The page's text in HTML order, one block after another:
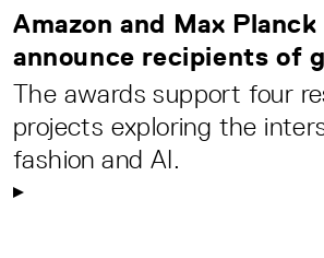
Amazon and Max
announce recipients of
The awards support four
projects exploring the
fashion and AI.